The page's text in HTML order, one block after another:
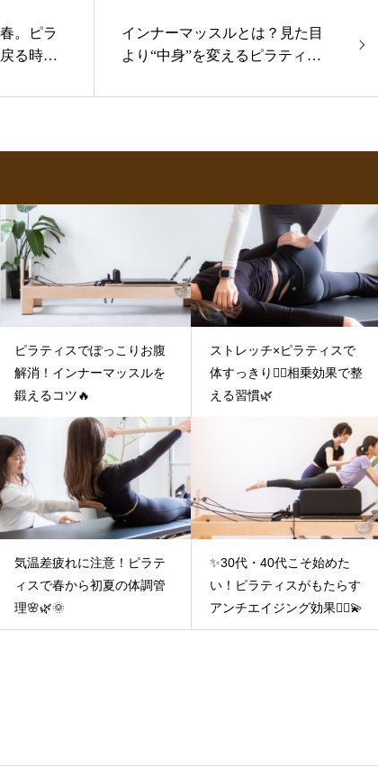
。ピラ
る時間
インナーマッスルとは？見た目
より“中身”を変えるピラティス
ピラティスでぽっこりお腹
解消！インナーマッスルを
鍛えるコツ🔥
ストレッチ×ピラティスで
体すっきり🧘‍♀️相乗効果で整
える習慣🌿
気温差疲れに注意！ピラテ
ィスで春から初夏の体調管
理🌸🌿🌞
✨30代・40代こそ始めた
い！ピラティスがもたらす
アンチエイジング効果🧘‍♀️💫